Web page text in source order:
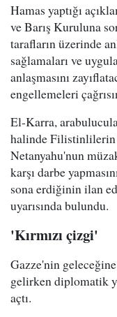
Hamas yaptığı
ve Barış Kuruluna
tarafların üzerinde
sağlamaları ve
anlaşmasını
engellemeleri
El-Karra,
halinde Filistinlilerin
Netanyahu'nun
karşı darbe
sona erdiğinin ilan
uyarısında bulundu.
'Kırmızı çizgi'
Gazze'nin
gelirken diplomatik
açtı.